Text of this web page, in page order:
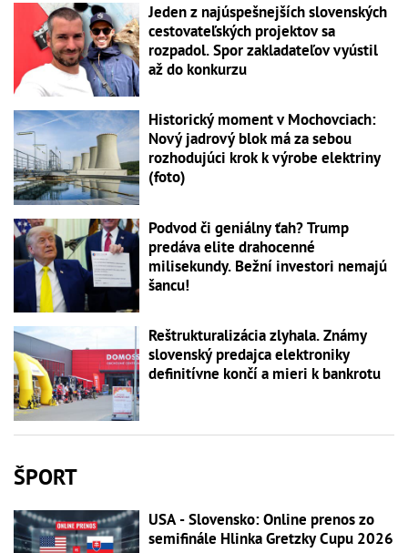
Jeden z najúspešnejších slovenských
cestovateľských projektov sa
rozpadol. Spor zakladateľov vyústil
až do konkurzu
Historický moment v Mochovciach:
Nový jadrový blok má za sebou
rozhodujúci krok k výrobe elektriny
(foto)
Podvod či geniálny ťah? Trump
predáva elite drahocenné
milisekundy. Bežní investori nemajú
šancu!
Reštrukturalizácia zlyhala. Známy
slovenský predajca elektroniky
definitívne končí a mieri k bankrotu
ŠPORT
USA - Slovensko: Online prenos zo
semifinále Hlinka Gretzky Cupu 2026